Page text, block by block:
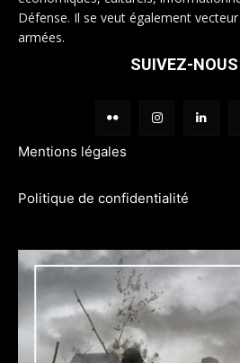
Défense. Il se veut également
armées.
SUIVEZ-NOUS
Mentions légales
Politique de confidentialité